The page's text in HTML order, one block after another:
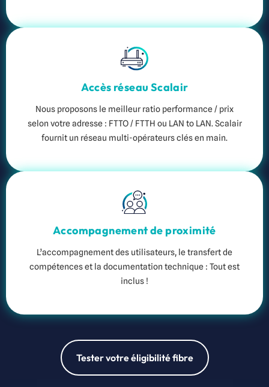
Accès réseau Scalair
Nous proposons le meilleur ratio performance / prix
selon votre adresse : FTTO / FTTH ou LAN to LAN. Scalair
fournit un réseau multi-opérateurs clés en main.
Accompagnement de proximité
L’accompagnement des utilisateurs, le transfert de
compétences et la documentation technique : Tout est
inclus !
Tester votre éligibilité fibre